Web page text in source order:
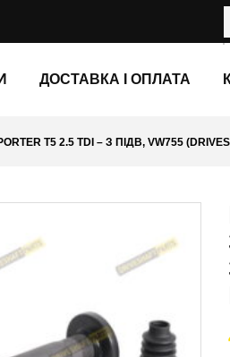
ДОСТАВКА І ОПЛАТА
T5 2.5 TDI – З ПІДВ, VW755